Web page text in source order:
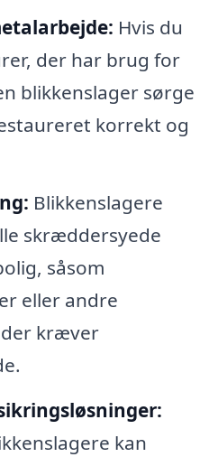
Hvis du
der har brug for
blikkenslager sørge
korrekt og
Blikkenslagere
skræddersyede
såsom
eller andre
kræver
kan